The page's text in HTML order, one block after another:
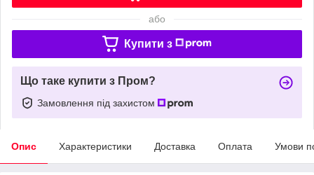
або
Купити з
Що таке купити з Пром?
Замовлення під захистом
Опис Характеристики Доставка Оплата Умови